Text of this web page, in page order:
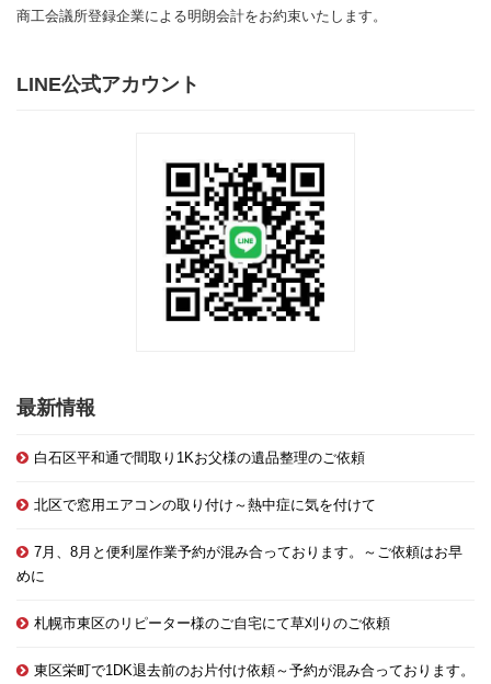
商工会議所登録企業による明朗会計をお約束いたします。
LINE公式アカウント
最新情報
白石区平和通で間取り1Kお父様の遺品整理のご依頼
北区で窓用エアコンの取り付け～熱中症に気を付けて
7月、8月と便利屋作業予約が混み合っております。～ご依頼はお早
めに
札幌市東区のリピーター様のご自宅にて草刈りのご依頼
東区栄町で1DK退去前のお片付け依頼～予約が混み合っております。